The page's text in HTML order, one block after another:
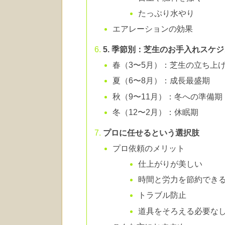
たっぷり水やり
エアレーションの効果
5. 季節別：芝生のお手入れスケ
春（3〜5月）：芝生の立ち上
夏（6〜8月）：成長最盛期
秋（9〜11月）：冬への準備期
冬（12〜2月）：休眠期
プロに任せるという選択肢
プロ依頼のメリット
仕上がりが美しい
時間と労力を節約できる
トラブル防止
道具をそろえる必要なし